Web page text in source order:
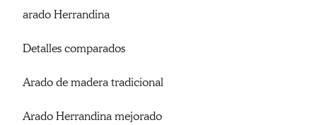
arado Herrandina
Detalles comparados
Arado de madera tradicional
Arado Herrandina mejorado